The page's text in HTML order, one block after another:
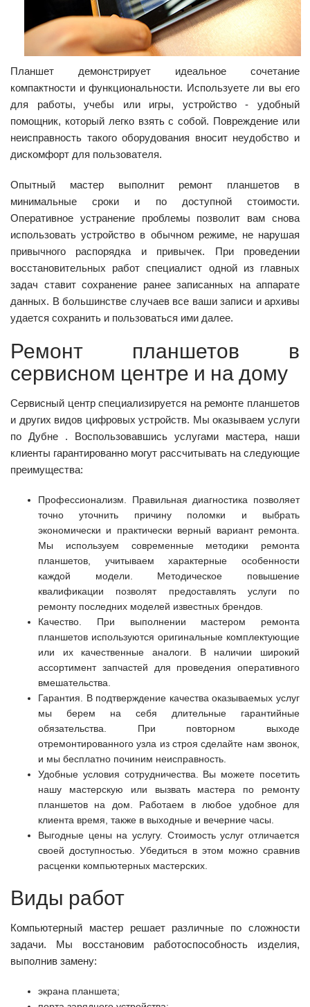
Планшет демонстрирует идеальное сочетание
компактности и функциональности. Используете ли вы его
для работы, учебы или игры, устройство - удобный
помощник, который легко взять с собой. Повреждение или
неисправность такого оборудования вносит неудобство и
дискомфорт для пользователя.
Опытный мастер выполнит ремонт планшетов в
минимальные сроки и по доступной стоимости.
Оперативное устранение проблемы позволит вам снова
использовать устройство в обычном режиме, не нарушая
привычного распорядка и привычек. При проведении
восстановительных работ специалист одной из главных
задач ставит сохранение ранее записанных на аппарате
данных. В большинстве случаев все ваши записи и архивы
удается сохранить и пользоваться ими далее.
Ремонт планшетов в
сервисном центре и на дому
Сервисный центр специализируется на ремонте планшетов
и других видов цифровых устройств. Мы оказываем услуги
по Дубне . Воспользовавшись услугами мастера, наши
клиенты гарантированно могут рассчитывать на следующие
преимущества:
Профессионализм. Правильная диагностика позволяет
точно уточнить причину поломки и выбрать
экономически и практически верный вариант ремонта.
Мы используем современные методики ремонта
планшетов, учитываем характерные особенности
каждой модели. Методическое повышение
квалификации позволят предоставлять услуги по
ремонту последних моделей известных брендов.
Качество. При выполнении мастером ремонта
планшетов используются оригинальные комплектующие
или их качественные аналоги. В наличии широкий
ассортимент запчастей для проведения оперативного
вмешательства.
Гарантия. В подтверждение качества оказываемых услуг
мы берем на себя длительные гарантийные
обязательства. При повторном выходе
отремонтированного узла из строя сделайте нам звонок,
и мы бесплатно починим неисправность.
Удобные условия сотрудничества. Вы можете посетить
нашу мастерскую или вызвать мастера по ремонту
планшетов на дом. Работаем в любое удобное для
клиента время, также в выходные и вечерние часы.
Выгодные цены на услугу. Стоимость услуг отличается
своей доступностью. Убедиться в этом можно сравнив
расценки компьютерных мастерских.
Виды работ
Компьютерный мастер решает различные по сложности
задачи. Мы восстановим работоспособность изделия,
выполнив замену:
экрана планшета;